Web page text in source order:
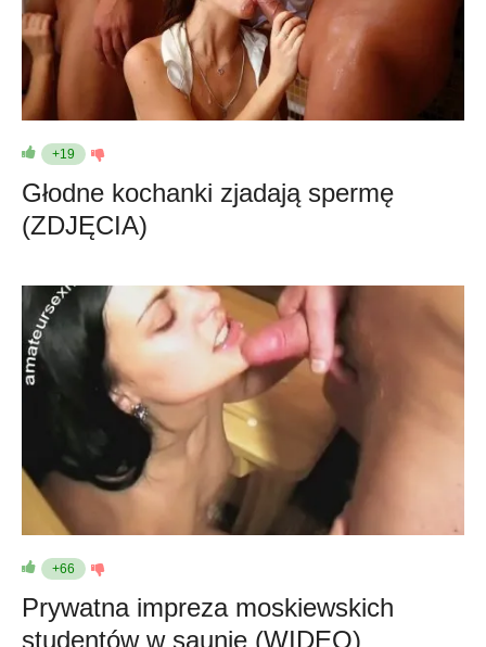
+19
Głodne kochanki zjadają spermę
(ZDJĘCIA)
+66
Prywatna impreza moskiewskich
studentów w saunie (WIDEO)